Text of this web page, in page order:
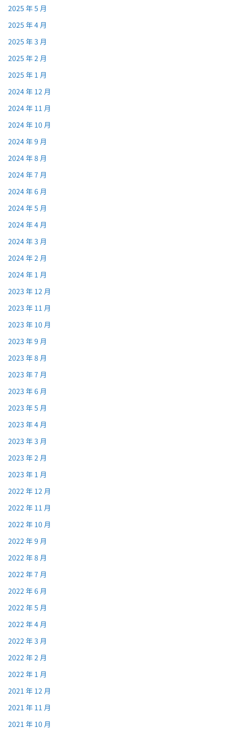
2025 年 5 月
2025 年 4 月
2025 年 3 月
2025 年 2 月
2025 年 1 月
2024 年 12 月
2024 年 11 月
2024 年 10 月
2024 年 9 月
2024 年 8 月
2024 年 7 月
2024 年 6 月
2024 年 5 月
2024 年 4 月
2024 年 3 月
2024 年 2 月
2024 年 1 月
2023 年 12 月
2023 年 11 月
2023 年 10 月
2023 年 9 月
2023 年 8 月
2023 年 7 月
2023 年 6 月
2023 年 5 月
2023 年 4 月
2023 年 3 月
2023 年 2 月
2023 年 1 月
2022 年 12 月
2022 年 11 月
2022 年 10 月
2022 年 9 月
2022 年 8 月
2022 年 7 月
2022 年 6 月
2022 年 5 月
2022 年 4 月
2022 年 3 月
2022 年 2 月
2022 年 1 月
2021 年 12 月
2021 年 11 月
2021 年 10 月